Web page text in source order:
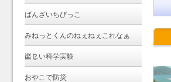
ばんざいちびっこ
みねっとくんのねぇねぇこれなぁ
に？
楽しい科学実験
おやこで防災